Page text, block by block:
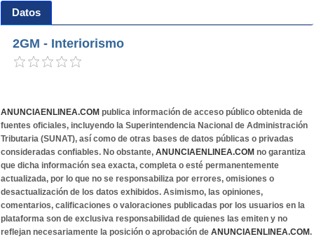
Datos
2GM - Interiorismo
ANUNCIAENLINEA.COM publica información de acceso público obtenida de
fuentes oficiales, incluyendo la Superintendencia Nacional de Administración
Tributaria (SUNAT), así como de otras bases de datos públicas o privadas
consideradas confiables. No obstante, ANUNCIAENLINEA.COM no garantiza
que dicha información sea exacta, completa o esté permanentemente
actualizada, por lo que no se responsabiliza por errores, omisiones o
desactualización de los datos exhibidos. Asimismo, las opiniones,
comentarios, calificaciones o valoraciones publicadas por los usuarios en la
plataforma son de exclusiva responsabilidad de quienes las emiten y no
reflejan necesariamente la posición o aprobación de ANUNCIAENLINEA.COM.